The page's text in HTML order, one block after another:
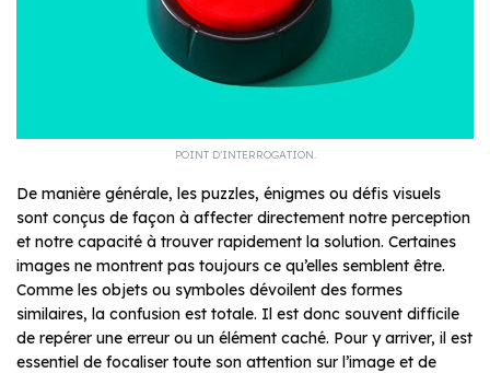
POINT D’INTERROGATION.
De manière générale, les puzzles, énigmes ou défis visuels
sont conçus de façon à affecter directement notre perception
et notre capacité à trouver rapidement la solution. Certaines
images ne montrent pas toujours ce qu’elles semblent être.
Comme les objets ou symboles dévoilent des formes
similaires, la confusion est totale. Il est donc souvent difficile
de repérer une erreur ou un élément caché. Pour y arriver, il est
essentiel de focaliser toute son attention sur l’image et de